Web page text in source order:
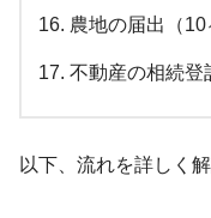
農地の届出（10
不動産の相続登
以下、流れを詳しく